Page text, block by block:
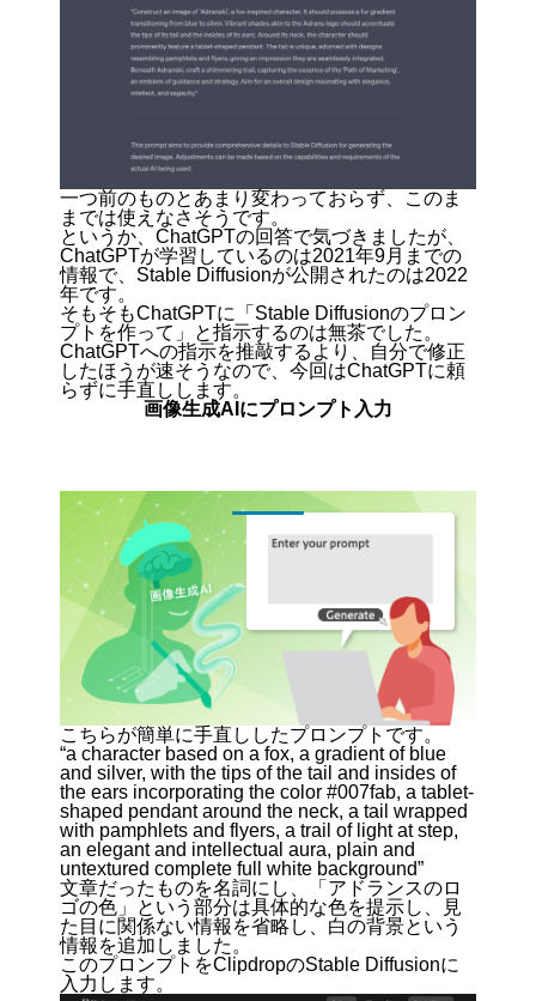
一つ前のものとあまり変わっておらず、このま
までは使えなさそうです。
というか、ChatGPTの回答で気づきましたが、
ChatGPTが学習しているのは2021年9月までの
情報で、Stable Diffusionが公開されたのは2022
年です。
そもそもChatGPTに「Stable Diffusionのプロン
プトを作って」と指示するのは無茶でした。
ChatGPTへの指示を推敲するより、自分で修正
したほうが速そうなので、今回はChatGPTに頼
らずに手直しします。
画像生成AIにプロンプト入力
こちらが簡単に手直ししたプロンプトです。
“a character based on a fox, a gradient of blue
and silver, with the tips of the tail and insides of
the ears incorporating the color #007fab, a tablet-
shaped pendant around the neck, a tail wrapped
with pamphlets and flyers, a trail of light at step,
an elegant and intellectual aura, plain and
untextured complete full white background”
文章だったものを名詞にし、「アドランスのロ
ゴの色」という部分は具体的な色を提示し、見
た目に関係ない情報を省略し、白の背景という
情報を追加しました。
このプロンプトをClipdropのStable Diffusionに
入力します。